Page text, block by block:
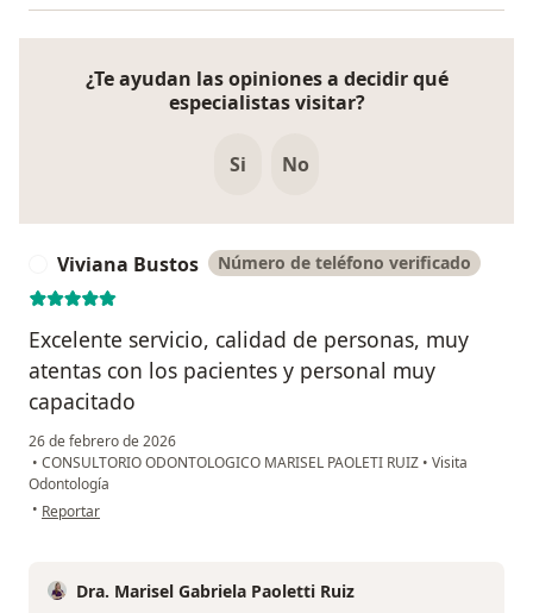
¿Te ayudan las opiniones a decidir qué
especialistas visitar?
Si No
Viviana Bustos Número de teléfono verificado
Excelente servicio, calidad de personas, muy
atentas con los pacientes y personal muy
capacitado
26 de febrero de 2026
• CONSULTORIO ODONTOLOGICO MARISEL PAOLETI RUIZ • Visita
Odontología
• en opinión del usuario Viviana Bustos
Reportar
Dra. Marisel Gabriela Paoletti Ruiz